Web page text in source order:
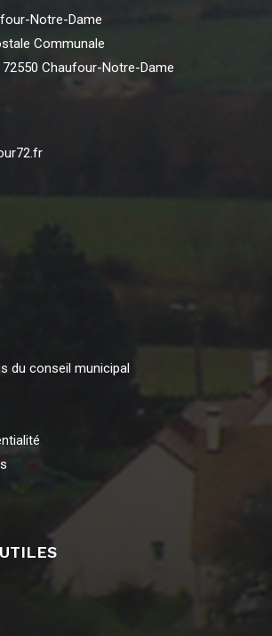
Notre-Dame
Communale
Chaufour-Notre-Dame
du conseil municipal